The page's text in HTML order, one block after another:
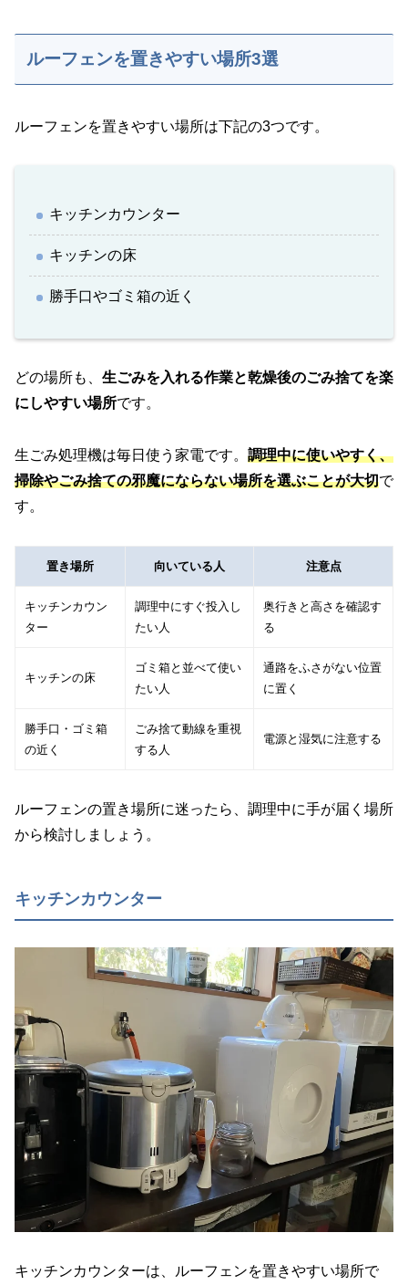
ルーフェンを置きやすい場所3選
ルーフェンを置きやすい場所は下記の3つです。
キッチンカウンター
キッチンの床
勝手口やゴミ箱の近く
どの場所も、 生ごみを入れる作業と乾燥後のごみ捨てを楽
にしやすい場所です。
生ごみ処理機は毎日使う家電です。 調理中に使いやすく、
掃除やごみ捨ての邪魔にならない場所を選ぶことが大切で
す。
置き場所 向いている人 注意点
キッチンカウン
ター
調理中にすぐ投入し
たい人
奥行きと高さを確認す
る
キッチンの床
ゴミ箱と並べて使い
たい人
通路をふさがない位置
に置く
勝手口・ゴミ箱
の近く
ごみ捨て動線を重視
する人
電源と湿気に注意する
ルーフェンの置き場所に迷ったら、調理中に手が届く場所
から検討しましょう。
キッチンカウンター
キッチンカウンターは、ルーフェンを置きやすい場所で